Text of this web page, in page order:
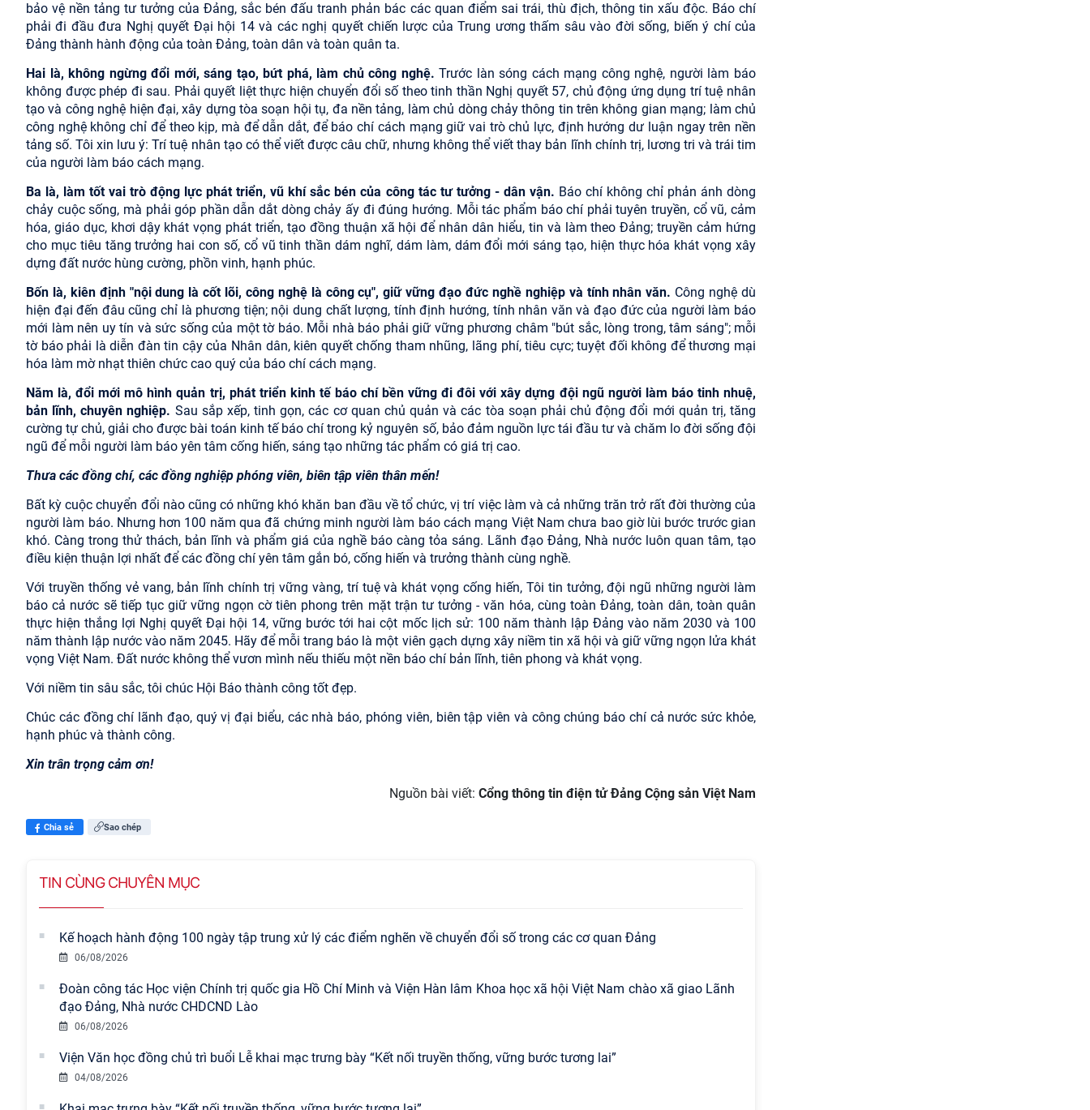
bảo vệ nền tảng tư tưởng của Đảng, sắc bén đấu tranh phản bác các quan điểm sai trái, thù địch, thông tin xấu độc. Báo chí
phải đi đầu đưa Nghị quyết Đại hội 14 và các nghị quyết chiến lược của Trung ương thấm sâu vào đời sống, biến ý chí của
Đảng thành hành động của toàn Đảng, toàn dân và toàn quân ta.
Hai là, không ngừng đổi mới, sáng tạo, bứt phá, làm chủ công nghệ. Trước làn sóng cách mạng công nghệ, người làm báo
không được phép đi sau. Phải quyết liệt thực hiện chuyển đổi số theo tinh thần Nghị quyết 57, chủ động ứng dụng trí tuệ nhân
tạo và công nghệ hiện đại, xây dựng tòa soạn hội tụ, đa nền tảng, làm chủ dòng chảy thông tin trên không gian mạng; làm chủ
công nghệ không chỉ để theo kịp, mà để dẫn dắt, để báo chí cách mạng giữ vai trò chủ lực, định hướng dư luận ngay trên nền
tảng số. Tôi xin lưu ý: Trí tuệ nhân tạo có thể viết được câu chữ, nhưng không thể viết thay bản lĩnh chính trị, lương tri và trái tim
của người làm báo cách mạng.
Ba là, làm tốt vai trò động lực phát triển, vũ khí sắc bén của công tác tư tưởng - dân vận. Báo chí không chỉ phản ánh dòng
chảy cuộc sống, mà phải góp phần dẫn dắt dòng chảy ấy đi đúng hướng. Mỗi tác phẩm báo chí phải tuyên truyền, cổ vũ, cảm
hóa, giáo dục, khơi dậy khát vọng phát triển, tạo đồng thuận xã hội để nhân dân hiểu, tin và làm theo Đảng; truyền cảm hứng
cho mục tiêu tăng trưởng hai con số, cổ vũ tinh thần dám nghĩ, dám làm, dám đổi mới sáng tạo, hiện thực hóa khát vọng xây
dựng đất nước hùng cường, phồn vinh, hạnh phúc.
Bốn là, kiên định "nội dung là cốt lõi, công nghệ là công cụ", giữ vững đạo đức nghề nghiệp và tính nhân văn. Công nghệ dù
hiện đại đến đâu cũng chỉ là phương tiện; nội dung chất lượng, tính định hướng, tính nhân văn và đạo đức của người làm báo
mới làm nên uy tín và sức sống của một tờ báo. Mỗi nhà báo phải giữ vững phương châm "bút sắc, lòng trong, tâm sáng"; mỗi
tờ báo phải là diễn đàn tin cậy của Nhân dân, kiên quyết chống tham nhũng, lãng phí, tiêu cực; tuyệt đối không để thương mại
hóa làm mờ nhạt thiên chức cao quý của báo chí cách mạng.
Năm là, đổi mới mô hình quản trị, phát triển kinh tế báo chí bền vững đi đôi với xây dựng đội ngũ người làm báo tinh nhuệ,
bản lĩnh, chuyên nghiệp. Sau sắp xếp, tinh gọn, các cơ quan chủ quản và các tòa soạn phải chủ động đổi mới quản trị, tăng
cường tự chủ, giải cho được bài toán kinh tế báo chí trong kỷ nguyên số, bảo đảm nguồn lực tái đầu tư và chăm lo đời sống đội
ngũ để mỗi người làm báo yên tâm cống hiến, sáng tạo những tác phẩm có giá trị cao.
Thưa các đồng chí, các đồng nghiệp phóng viên, biên tập viên thân mến!
Bất kỳ cuộc chuyển đổi nào cũng có những khó khăn ban đầu về tổ chức, vị trí việc làm và cả những trăn trở rất đời thường của
người làm báo. Nhưng hơn 100 năm qua đã chứng minh người làm báo cách mạng Việt Nam chưa bao giờ lùi bước trước gian
khó. Càng trong thử thách, bản lĩnh và phẩm giá của nghề báo càng tỏa sáng. Lãnh đạo Đảng, Nhà nước luôn quan tâm, tạo
điều kiện thuận lợi nhất để các đồng chí yên tâm gắn bó, cống hiến và trưởng thành cùng nghề.
Với truyền thống vẻ vang, bản lĩnh chính trị vững vàng, trí tuệ và khát vọng cống hiến, Tôi tin tưởng, đội ngũ những người làm
báo cả nước sẽ tiếp tục giữ vững ngọn cờ tiên phong trên mặt trận tư tưởng - văn hóa, cùng toàn Đảng, toàn dân, toàn quân
thực hiện thắng lợi Nghị quyết Đại hội 14, vững bước tới hai cột mốc lịch sử: 100 năm thành lập Đảng vào năm 2030 và 100
năm thành lập nước vào năm 2045. Hãy để mỗi trang báo là một viên gạch dựng xây niềm tin xã hội và giữ vững ngọn lửa khát
vọng Việt Nam. Đất nước không thể vươn mình nếu thiếu một nền báo chí bản lĩnh, tiên phong và khát vọng.
Với niềm tin sâu sắc, tôi chúc Hội Báo thành công tốt đẹp.
Chúc các đồng chí lãnh đạo, quý vị đại biểu, các nhà báo, phóng viên, biên tập viên và công chúng báo chí cả nước sức khỏe,
hạnh phúc và thành công.
Xin trân trọng cảm ơn!
Nguồn bài viết: Cổng thông tin điện tử Đảng Cộng sản Việt Nam
Chia sẻ Sao chép
TIN CÙNG CHUYÊN MỤC
Kế hoạch hành động 100 ngày tập trung xử lý các điểm nghẽn về chuyển đổi số trong các cơ quan Đảng
06/08/2026
Đoàn công tác Học viện Chính trị quốc gia Hồ Chí Minh và Viện Hàn lâm Khoa học xã hội Việt Nam chào xã giao Lãnh
đạo Đảng, Nhà nước CHDCND Lào
06/08/2026
Viện Văn học đồng chủ trì buổi Lễ khai mạc trưng bày “Kết nối truyền thống, vững bước tương lai”
04/08/2026